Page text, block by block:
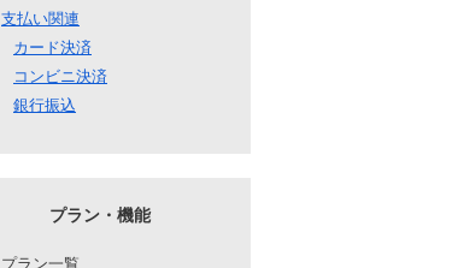
支払い関連
カード決済
コンビニ決済
銀行振込
プラン・機能
プラン一覧